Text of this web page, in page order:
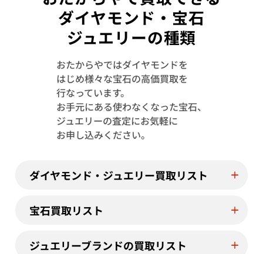
Pt900/Pt850 ルビー・ダイヤモンド ピア
ス/イヤリング R.26・R0.25・D0.4・
59,000円
2026年4月10日時点
Pt･Pm900 ルビ
55,000
2025年10月10
ダイヤモンド・宝石
ジュエリーの種類
おたからやではダイヤモンドを
はじめ様々な宝石の高価買取を
行なっています。
お手元にある使わなくなった宝石、
ジュエリーの査定にお気軽に
お申し込みください。
ダイヤモンド・ジュエリー買取リスト
宝石買取リスト
ジュエリーブランドの買取リスト